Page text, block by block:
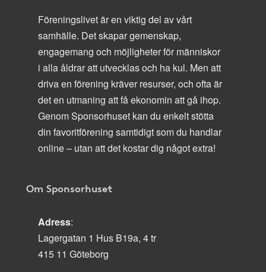
Föreningslivet är en viktig del av vårt
samhälle. Det skapar gemenskap,
engagemang och möjligheter för människor
i alla åldrar att utvecklas och ha kul. Men att
driva en förening kräver resurser, och ofta är
det en utmaning att få ekonomin att gå ihop.
Genom Sponsorhuset kan du enkelt stötta
din favoritförening samtidigt som du handlar
online – utan att det kostar dig något extra!
Om Sponsorhuset
Adress:
Lagergatan 1 Hus B19a, 4 tr
415 11 Göteborg